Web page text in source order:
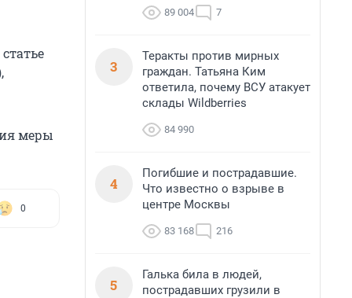
меры
0
89 004 7
3
Теракты против мирных
граждан. Татьяна Ким
ответила, почему ВСУ атакует
склады Wildberries
84 990
4
Погибшие и пострадавшие.
Что известно о взрыве в
центре Москвы
83 168 216
5
Галька била в людей,
пострадавших грузили в